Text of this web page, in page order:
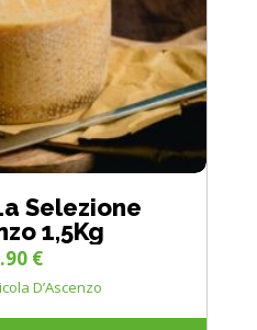
Selezione
1,5Kg
D’Ascenzo
€